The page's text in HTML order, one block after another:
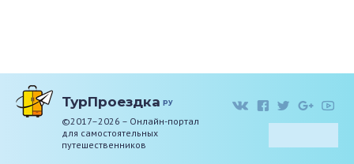
ТурПроездка ру
©2017–2026 – Онлайн-портал
для самостоятельных
путешественников